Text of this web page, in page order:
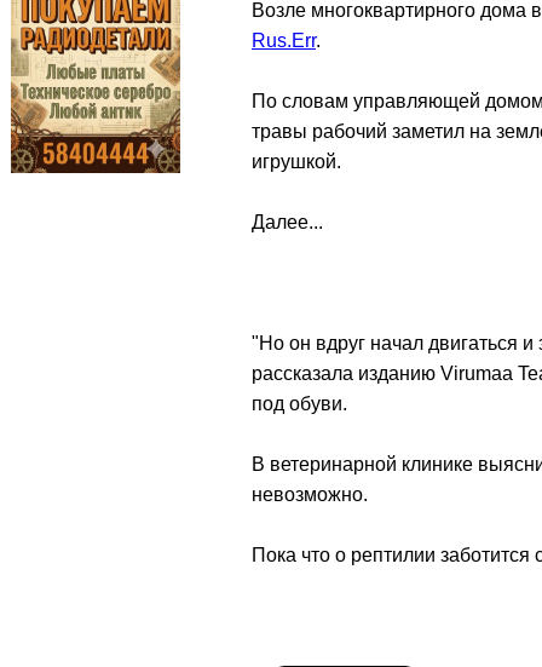
Возле многоквартирного
Rus.Err.
По словам управляющей домом
травы рабочий заметил на
игрушкой.
Далее...
"Но он вдруг начал двигаться и
рассказала изданию Virumaa
под обуви.
В ветеринарной клинике
невозможно.
Пока что о рептилии заботится